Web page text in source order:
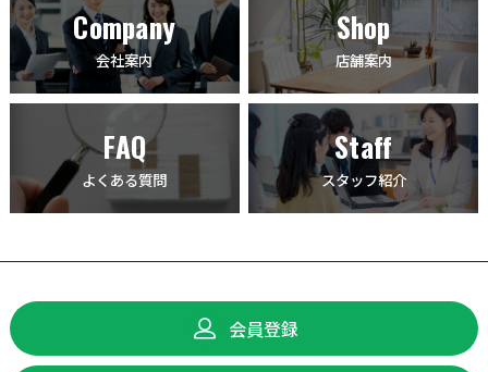
Company
会社案内
Shop
店舗案内
FAQ
よくある質問
Staff
スタッフ紹介
会員登録